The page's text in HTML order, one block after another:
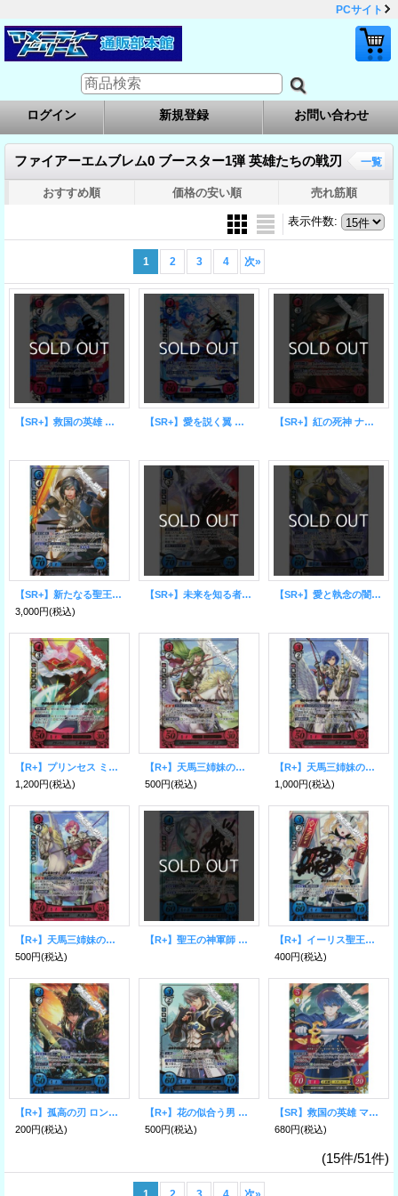
PCサイト
ログイン 新規登録 お問い合わせ
ファイアーエムブレム0 ブースター1弾 英雄たちの戦刃 一覧
おすすめ順 価格の安い順 売れ筋順
表示件数:
1 2 3 4 次»
【SR+】救国の英雄 マルス 【SR+】愛を説く翼 シーダ 【SR+】紅の死神 ナバール
【SR+】新たなる聖王 クロム
3,000円(税込)
【SR+】未来を知る者 ルキナ 【SR+】愛と執念の闇使い サーリャ
【R+】プリンセス ミネルバ
1,200円(税込)
【R+】天馬三姉妹の長姉 パオラ
500円(税込)
【R+】天馬三姉妹の次女 カチュア
1,000円(税込)
【R+】天馬三姉妹の末っ子 エスト
500円(税込)
【R+】聖王の神軍師 ルフレ(女)
【R+】イーリス聖王国の王女 リズ
400円(税込)
【R+】孤高の刃 ロンクー
200円(税込)
【R+】花の似合う男 アズール
500円(税込)
【SR】救国の英雄 マルス
680円(税込)
(15件/51件)